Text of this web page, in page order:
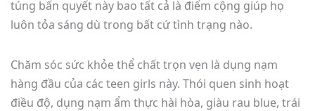
túng bấn quyết này bao tất cả là điểm cộng giúp họ
luôn tỏa sáng dù trong bất cứ tình trạng nào.
Chăm sóc sức khỏe thể chất trọn vẹn là dụng nạm
hàng đầu của các teen girls này. Thói quen sinh hoạt
điều độ, dụng nạm ẩm thực hài hòa, giàu rau blue, trái